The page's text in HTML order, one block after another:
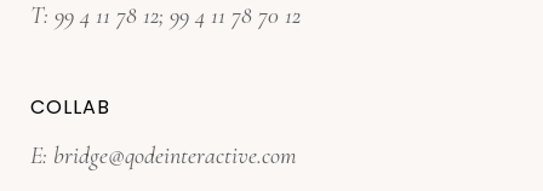
T: 99 4 11 78 12; 99 4 11 78 70 12
COLLAB
E: bridge@qodeinteractive.com